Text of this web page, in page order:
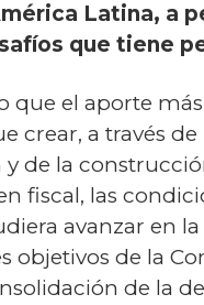
Latina, a
que tiene
que el aporte más
crear, a través de
y de la
fiscal, las
avanzar en
objetivos de la
de la